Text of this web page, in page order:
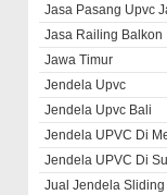
Jasa Pasang Upvc
Jasa Railing Balkon
Jawa Timur
Jendela Upvc
Jendela Upvc Bali
Jendela UPVC Di
Jendela UPVC Di
Jual Jendela Sliding